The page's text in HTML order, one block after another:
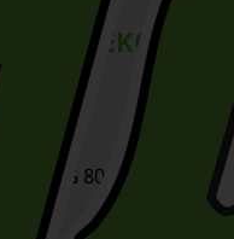
und OEKO-
– RG 80